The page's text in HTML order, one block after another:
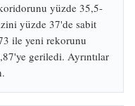
yüzde 35,5-
yüzde 37'de sabit
ile yeni rekorunu
geriledi. Ayrıntılar